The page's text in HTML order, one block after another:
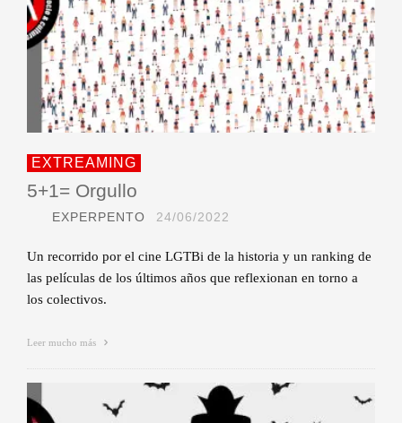
EXTREAMING
5+1= Orgullo
EXPERPENTO 24/06/2022
Un recorrido por el cine LGTBi de la historia y un ranking de
las películas de los últimos años que reflexionan en torno a
los colectivos.
Leer mucho más